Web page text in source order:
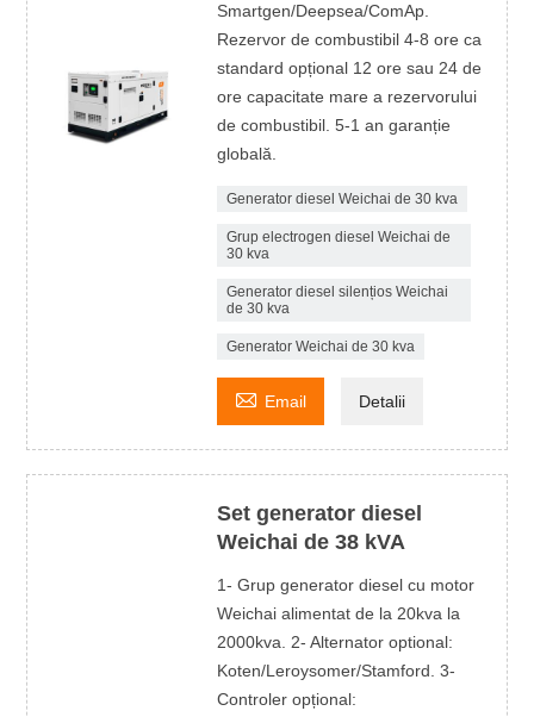
Smartgen/Deepsea/ComAp.
Rezervor de combustibil 4-8 ore ca
standard opțional 12 ore sau 24 de
ore capacitate mare a rezervorului
de combustibil. 5-1 an garanție
globală.
Generator diesel Weichai de 30 kva
Grup electrogen diesel Weichai de
30 kva
Generator diesel silențios Weichai
de 30 kva
Generator Weichai de 30 kva
 Email Detalii
Set generator diesel
Weichai de 38 kVA
1- Grup generator diesel cu motor
Weichai alimentat de la 20kva la
2000kva. 2- Alternator optional:
Koten/Leroysomer/Stamford. 3-
Controler opțional: